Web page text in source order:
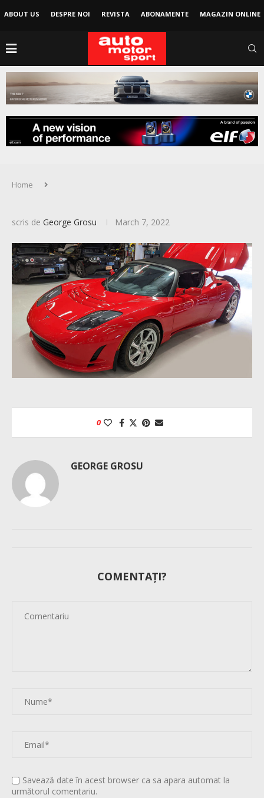
ABOUT US DESPRE NOI REVISTA ABONAMENTE MAGAZIN ONLINE
Home
scris de George Grosu March 7, 2022
0
GEORGE GROSU
COMENTAȚI?
Savează date în acest browser ca sa apara automat la
următorul comentariu.